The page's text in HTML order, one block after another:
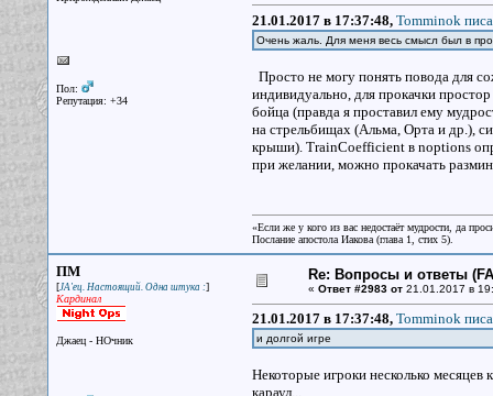
Пол:
Репутация: +34
21.01.2017 в 17:37:48, Tomminok
Очень жаль. Для меня весь смысл был в
Просто не могу понять повода для
индивидуально, для прокачки
бойца (правда я проставил ему
на стрельбищах (Альма, Орта и др.),
крыши). TrainCoefficient в noptions
при желании, можно прокачать
«Если же у кого из вас недостаёт мудрости, да
Послание апостола Иакова (глава 1, стих 5).
ПМ
[JA'ец. Настоящий. Одна штука :]
Кардинал
Джаец - НОчник
Re: Вопросы и ответы
« Ответ #2983 от21.01.2017 в
21.01.2017 в 17:37:48, Tomminok
и долгой игре
Некоторые игроки несколько
караул...